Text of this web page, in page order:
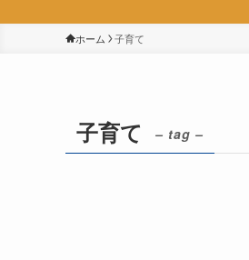
ホーム 子育て
子育て – tag –